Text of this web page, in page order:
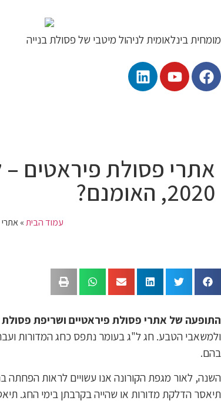
מומחית בינלאומית לניהול מיטבי של פסולת בנייה
אתרי פסולת פיראטים
2020, האומנם?
עמוד הבית»אתרי
התופעה של אתרי פסולת פיראטיים ושריפת פסולת
ולמשאבי הטבע. חג ל"ג בעומר נתפס כחג המדורות
בהם.
תיאסר הדלקת מדורות או שהייה בקרבתן בימי החג.